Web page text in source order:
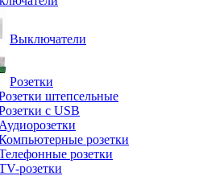
Выключатели
Розетки
штепсельные
с USB
Аудиорозетки
розетки
розетки
розетки